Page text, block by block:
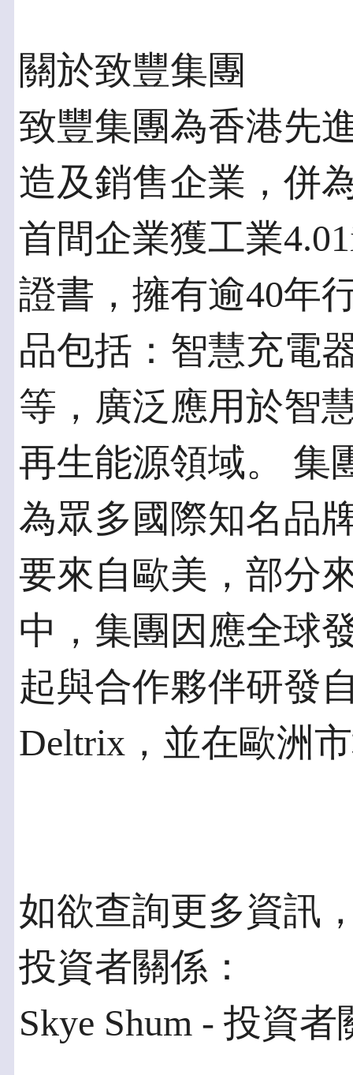
關於致豐集團
致豐集團為香港先
造及銷售企業，併
首間企業獲工業
證書，擁有逾40年
品包括：智慧充電
等，廣泛應用於智
再生能源領域。 集
為眾多國際知名品
要來自歐美，部分
中，集團因應全球
起與合作夥伴研發
Deltrix，並在歐洲
如欲查詢更多資訊
投資者關係：
Skye Shum - 投資